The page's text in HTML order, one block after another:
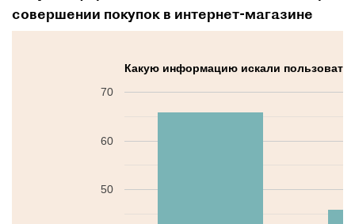
совершении покупок в интернет-магазине
Какую информацию искали
50
60
70